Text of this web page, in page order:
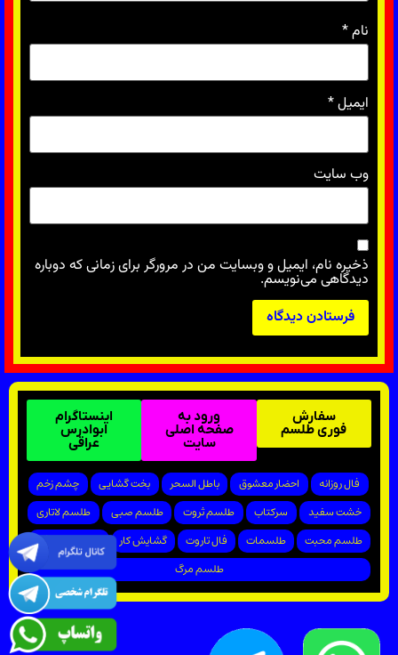
نام*
ایمیل*
وب‌ سایت
ذخیره نام، ایمیل و وبسایت من در مرورگر برای زمانی که دوباره
دیدگاهی می‌نویسم.
سفارش
فوری طلسم
ورود به
صفحه اصلی
سایت
اینستاگرام
ابوادرس
عراقی
فال روزانه احضار معشوق باطل السحر بخت گشایی
چشم زخم
خشت سفید
سرکتاب طلسم ثروت طلسم صبی
طلسم لاتاری
طلسم محبت
طلسمات فال تاروت گشایش کار
پیروزی در دادگاه
طلسم مرگ